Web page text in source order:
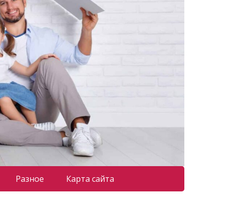
Разное Карта сайта